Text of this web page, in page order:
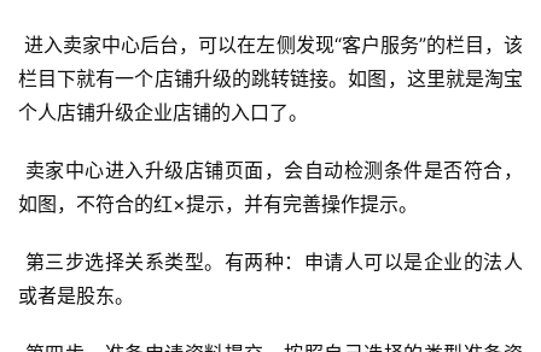
进入卖家中心后台，可以在左侧发现“客户服务”的栏目，该
栏目下就有一个店铺升级的跳转链接。如图，这里就是淘宝
个人店铺升级企业店铺的入口了。
如图，不符合的红×提示，并有完善操作提示。
或者是股东。